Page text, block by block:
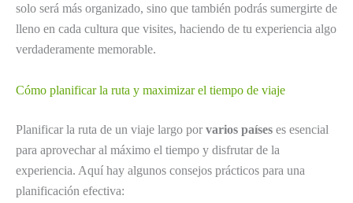
solo será más organizado, sino que también podrás sumergirte de
lleno en cada cultura que visites, haciendo de tu experiencia algo
verdaderamente memorable.
Cómo planificar la ruta y maximizar el tiempo de viaje
Planificar la ruta de un viaje largo por varios países es esencial
para aprovechar al máximo el tiempo y disfrutar de la
experiencia. Aquí hay algunos consejos prácticos para una
planificación efectiva: